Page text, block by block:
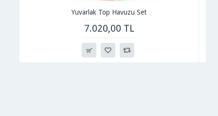
Yuvarlak Top Havuzu Set
7.020,00 TL